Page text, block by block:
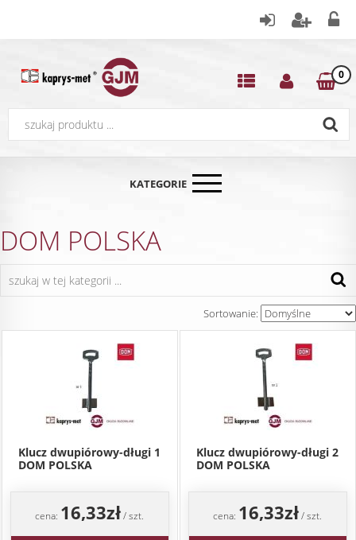
0
KATEGORIE
DOM POLSKA
Sortowanie:
Klucz dwupiórowy-długi 1
DOM POLSKA
cena: 16,33zł/ szt.
Klucz dwupiórowy-długi 2
DOM POLSKA
cena: 16,33zł/ szt.